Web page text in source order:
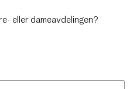
eller dameavdelingen?